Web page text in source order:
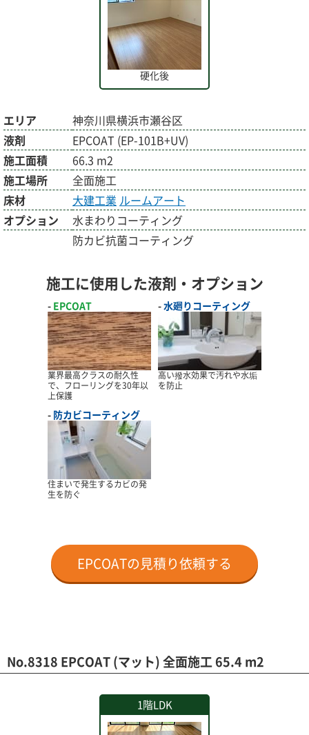
硬化後
エリア
神奈川県横浜市瀬谷区
液剤
EPCOAT (EP-101B+UV)
施工面積
66.3 m2
施工場所
全面施工
床材
大建工業 ルームアート
オプション
水まわりコーティング
防カビ抗菌コーティング
施工に使用した液剤・オプション
EPCOAT
業界最高クラスの耐久性
で、フローリングを30年以
上保護
水廻りコーティング
高い撥水効果で汚れや水垢
を防止
防カビコーティング
住まいで発生するカビの発
生を防ぐ
EPCOATの見積り依頼する
No.8318 EPCOAT (マット) 全面施工 65.4 m2
1階LDK